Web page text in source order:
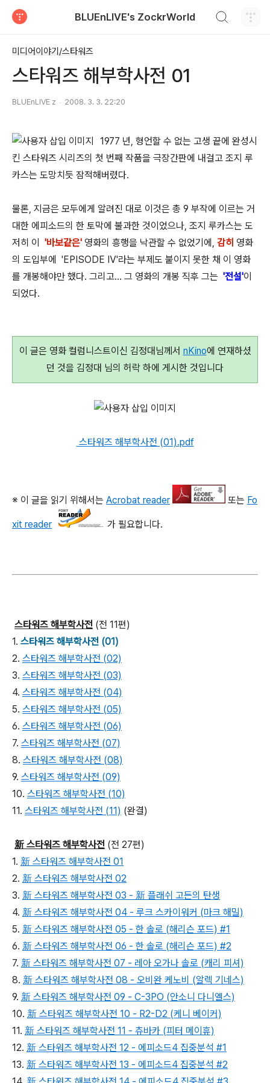
BLUEnLIVE's ZockrWorld
미디어이야기/스타워즈
스타워즈 해부학사전 01
BLUEnLIVE z 2008. 3. 3. 22:20
1977 년, 형언할 수 없는 고생 끝에 완성시
킨 스타워즈 시리즈의 첫 번째 작품을 극장간판에 내걸고 조지 루
카스는 도망치듯 잠적해버렸다.
물론, 지금은 모두에게 알려진 대로 이것은 총 9 부작에 이르는 거
대한 에피소드의 한 토막에 불과한 것이었으나, 조지 루카스는 도
저히 이 '바보같은' 영화의 흥행을 낙관할 수 없었기에, 감히 영화
의 도입부에 'EPISODE Ⅳ'라는 부제도 붙이지 못한 채 이 영화
를 개봉해야만 했다. 그리고... 그 영화의 개봉 직후 그는 '전설'이
되었다.
이 글은 영화 컬럼니스트이신 김정대님께서 nKino에 연재하셨
던 것을 김정대 님의 허락 하에 게시한 것입니다
스타워즈 해부학사전 (01).pdf
※ 이 글을 읽기 위해서는 Acrobat reader 또는 Fo
xit reader 가 필요합니다.
스타워즈 해부학사전 (전 11편)
1. 스타워즈 해부학사전 (01)
2. 스타워즈 해부학사전 (02)
3. 스타워즈 해부학사전 (03)
4. 스타워즈 해부학사전 (04)
5. 스타워즈 해부학사전 (05)
6. 스타워즈 해부학사전 (06)
7. 스타워즈 해부학사전 (07)
8. 스타워즈 해부학사전 (08)
9. 스타워즈 해부학사전 (09)
10. 스타워즈 해부학사전 (10)
11. 스타워즈 해부학사전 (11) (완결)
新 스타워즈 해부학사전 (전 27편)
1. 新 스타워즈 해부학사전 01
2. 新 스타워즈 해부학사전 02
3. 新 스타워즈 해부학사전 03 - 新 플래쉬 고든의 탄생
4. 新 스타워즈 해부학사전 04 - 루크 스카이워커 (마크 해밀)
5. 新 스타워즈 해부학사전 05 - 한 솔로 (해리슨 포드) #1
6. 新 스타워즈 해부학사전 06 - 한 솔로 (해리슨 포드) #2
7. 新 스타워즈 해부학사전 07 - 레아 오가나 솔로 (캐리 피셔)
8. 新 스타워즈 해부학사전 08 - 오비완 케노비 (알렉 기네스)
9. 新 스타워즈 해부학사전 09 - C-3PO (안소니 다니엘스)
10. 新 스타워즈 해부학사전 10 - R2-D2 (케니 베이커)
11. 新 스타워즈 해부학사전 11 - 츄바카 (피터 메이휴)
12. 新 스타워즈 해부학사전 12 - 에피소드4 집중분석 #1
13. 新 스타워즈 해부학사전 13 - 에피소드4 집중분석 #2